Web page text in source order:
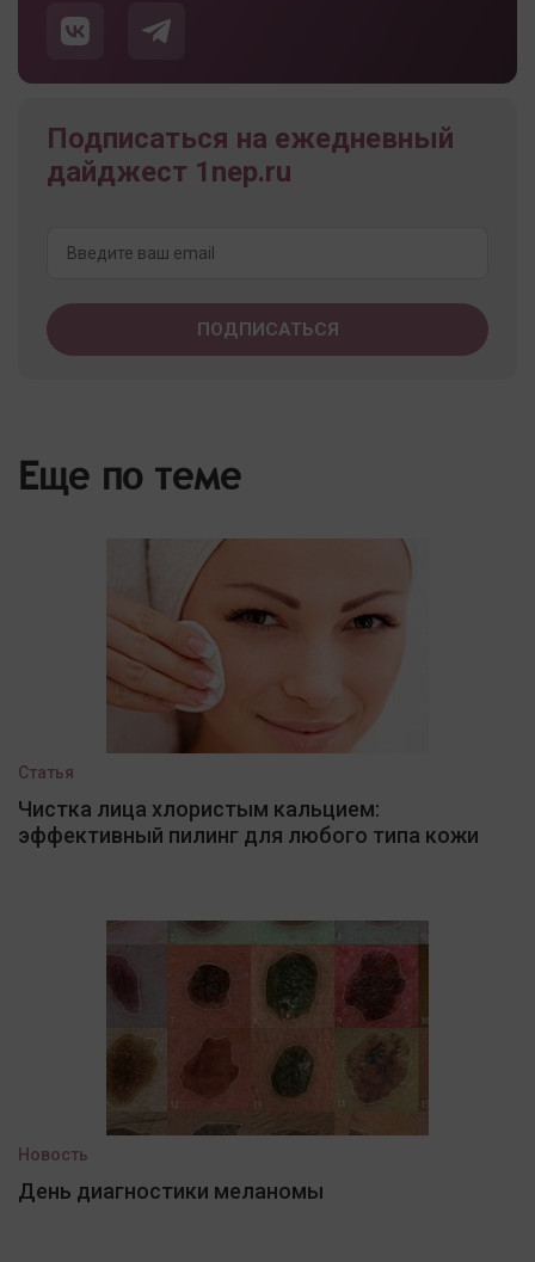
Подписаться на ежедневный
дайджест 1nep.ru
Еще по теме
Статья
Чистка лица хлористым кальцием:
эффективный пилинг для любого типа кожи
Новость
День диагностики меланомы